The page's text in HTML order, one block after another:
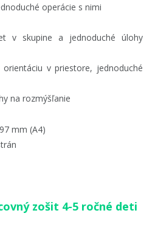
operácie s nimi
v skupine a jednoduché úlohy
v priestore, jednoduché
na rozmýšľanie
mm (A4)
zošit 4-5 ročné deti